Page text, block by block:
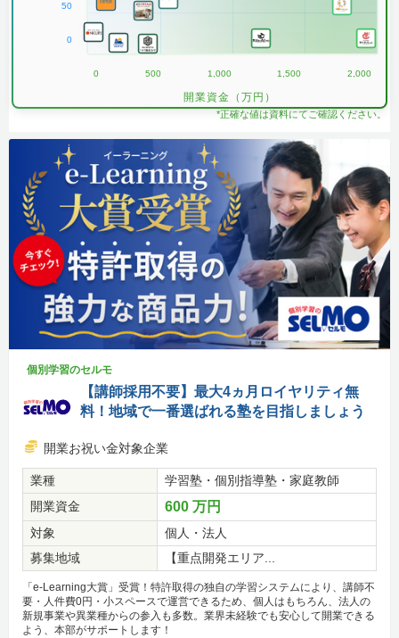
50
0
0 500 1,000 1,500 2,000
開業資金（万円）
*正確な値は資料にてご確認ください。
個別学習のセルモ
【講師採用不要】最大4ヵ月ロイヤリティ無
料！地域で一番選ばれる塾を目指しましょう
開業お祝い金対象企業
業種
学習塾・個別指導塾・家庭教師
開業資金
600 万円
対象
個人・法人
募集地域
【重点開発エリア...
「e-Learning大賞」受賞！特許取得の独自の学習システムにより、講師不
要・人件費0円・小スペースで運営できるため、個人はもちろん、法人の
新規事業や異業種からの参入も多数。業界未経験でも安心して開業できる
よう、本部がサポートします！